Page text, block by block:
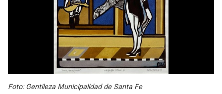
Foto: Gentileza Municipalidad de Santa Fe